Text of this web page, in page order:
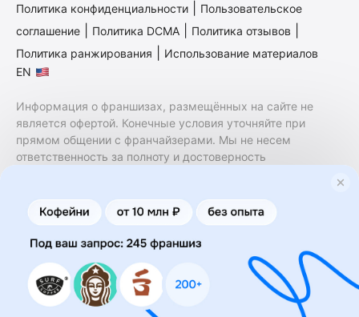
Политика конфиденциальности
Пользовательское
соглашение
Политика DCMA Политика отзывов
Политика ранжирования
Использование материалов
EN
Информация о франшизах, размещённых на сайте не
является офертой. Конечные условия уточняйте при
прямом общении с франчайзерами. Мы не несем
ответственность за полноту и достоверность
финансовые услуги. Заключение договоров
коммерческой концессии (франчайзинга) осуществляется
правообладателями/их представителями. Бизнесменс.ру
не является посредником или представителем
правообладателя и не несет ответственность за условия
предоставления франшизы и действия лиц,
осуществленные на основании информации, имеющейся